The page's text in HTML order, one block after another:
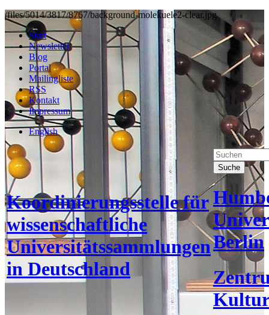
/files/5014/3817/8767/background-molekuele2-clear.jpg
Start
Newsletter
Blog
Portal
Mailingliste
RSS
Kontakt
Impressum
English
Koordinierungsstelle für
wissenschaftliche
Universitätssammlungen
in Deutschland
Suche
Berlin